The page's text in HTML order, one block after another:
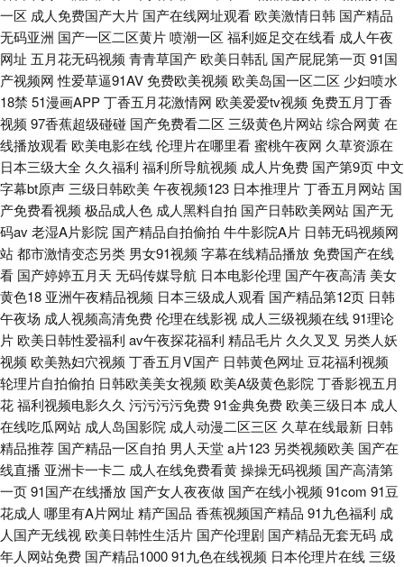
一区 成人免费国产大片 国产在线网址观看 欧美激情日韩 国产精品
无码亚洲 国产一区二区黄片喷潮一区 福利姬足交在线看 成人午夜
网址 五月花无码视频 青青草国产 欧美日韩乱 国产屁屁第一页91国
产视频网 性爱草逼91AV免费欧美视频 欧美岛国一区二区 少妇喷水
18禁 51漫画APP丁香五月花激情网 欧美爱爱tv视频 免费五月丁香
视频 97香蕉超级碰碰 国产免费看二区 三级黄色片网站综合网黄在
线播放观看 欧美电影在线伦理片在哪里看蜜桃午夜网 久草资源在
日本三级大全 久久福利 福利所导航视频 成人片免费 国产第9页中文
字幕bt原声 三级日韩欧美午夜视频123 日本推理片丁香五月网站 国
产免费看视频 极品成人色 成人黑料自拍 国产日韩欧美网站 国产无
码av老湿A片影院 国产精品自拍偷拍 牛牛影院A片 日韩无码视频网
站都市激情变态另类 男女91视频 字幕在线精品播放免费国产在线
看 国产婷婷五月天 无码传媒导航 日本电影伦理 国产午夜高清 美女
黄色18 亚洲午夜精品视频 日本三级成人观看 国产精品第12页 日韩
午夜场 成人视频高清免费伦理在线影视 成人三级视频在线91理论
片 欧美日韩性爱福利 av午夜探花福利 精品毛片 久久叉叉 另类人妖
视频 欧美熟妇穴视频 丁香五月V国产 日韩黄色网址 豆花福利视频
轮理片自拍偷拍 日韩欧美美女视频 欧美A级黄色影院 丁香影视五月
花福利视频电影久久 污污污污免费91金典免费 欧美三级日本 成人
在线吃瓜网站 成人岛国影院 成人动漫二区三区 久草在线最新 日韩
精品推荐 国产精品一区自拍 男人天堂a片123 另类视频欧美 国产在
线直播 亚洲卡一卡二 成人在线免费看黄操操无码视频 国产高清第
一页91国产在线播放 国产女人夜夜做 国产在线小视频 91com 91豆
花成人 哪里有A片网址 精产国品 香蕉视频国产精品 91九色福利 成
人国产无线视 欧美日韩性生活片 国产伦理剧 国产精品无套无码 成
年人网站免费 国产精品100091九色在线视频 日本伦理片在线 三级